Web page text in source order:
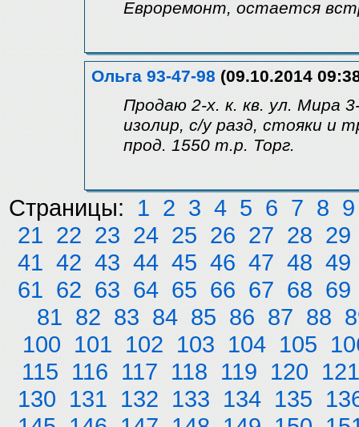
Евроремонт, остается
Ольга 93-47-98 (09.10.2014
Продаю 2-х. к. кв. ул. Мира
изолир, с/у разд, стояки и
прод. 1550 т.р. Торг.
Страницы: 1 2 3 4 5 6 7 8 9
21 22 23 24 25 26 27 28 29
41 42 43 44 45 46 47 48 49
61 62 63 64 65 66 67 68 69
81 82 83 84 85 86 87 88
100 101 102 103 104 105
115 116 117 118 119 120 121
130 131 132 133 134 135